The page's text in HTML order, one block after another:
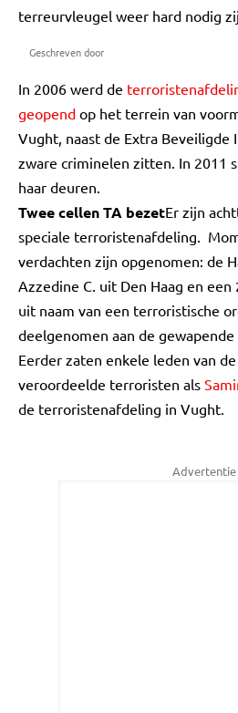
terreurvleugel weer hard nodig
Geschreven door
In 2006 werd de
geopend op het terrein van
Vught, naast de Extra Beveiligde
zware criminelen zitten. In 2011
haar deuren.
Twee cellen TA bezetEr zijn
speciale terroristenafdeling.
verdachten zijn opgenomen: de
Azzedine C. uit Den Haag en een
uit naam van een terroristische
deelgenomen aan de
Eerder zaten enkele leden van
veroordeelde terroristen als
de terroristenafdeling in Vught.
Advertentie